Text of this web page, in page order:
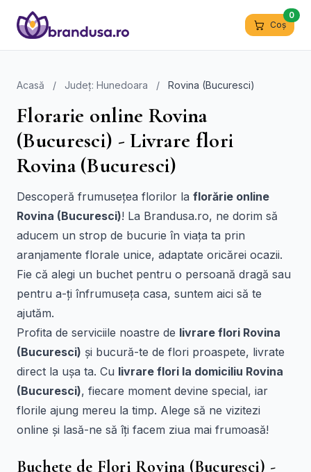
Coș
0
Acasă / Județ: Hunedoara / Rovina (Bucuresci)
Florarie online Rovina
(Bucuresci) - Livrare flori
Rovina (Bucuresci)
Descoperă frumusețea florilor la florărie online
Rovina (Bucuresci)! La Brandusa.ro, ne dorim să
aducem un strop de bucurie în viața ta prin
aranjamente florale unice, adaptate oricărei ocazii.
Fie că alegi un buchet pentru o persoană dragă sau
pentru a-ți înfrumuseța casa, suntem aici să te
ajutăm.
Profita de serviciile noastre de livrare flori Rovina
(Bucuresci) și bucură-te de flori proaspete, livrate
direct la ușa ta. Cu livrare flori la domiciliu Rovina
(Bucuresci), fiecare moment devine special, iar
florile ajung mereu la timp. Alege să ne vizitezi
online și lasă-ne să îți facem ziua mai frumoasă!
Buchete de Flori Rovina (Bucuresci) -